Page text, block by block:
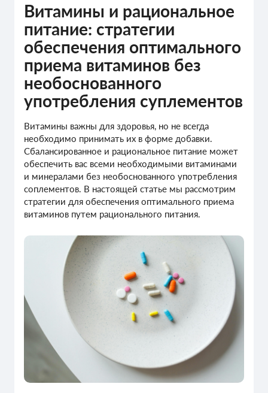
Витамины и рациональное
питание: стратегии
обеспечения оптимального
приема витаминов без
необоснованного
употребления суплементов
Витамины важны для здоровья, но не всегда
необходимо принимать их в форме добавки.
Сбалансированное и рациональное питание может
обеспечить вас всеми необходимыми витаминами
и минералами без необоснованного употребления
соплементов. В настоящей статье мы рассмотрим
стратегии для обеспечения оптимального приема
витаминов путем рационального питания.